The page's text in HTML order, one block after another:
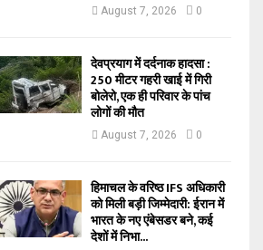
August 7, 2026 0
देवप्रयाग में दर्दनाक हादसा :
250 मीटर गहरी खाई में गिरी
बोलेरो, एक ही परिवार के पांच
लोगों की मौत
August 7, 2026 0
हिमाचल के वरिष्ठ IFS अधिकारी
को मिली बड़ी जिम्मेदारी: ईरान में
भारत के नए एंबेसडर बने, कई
देशों में निभा...